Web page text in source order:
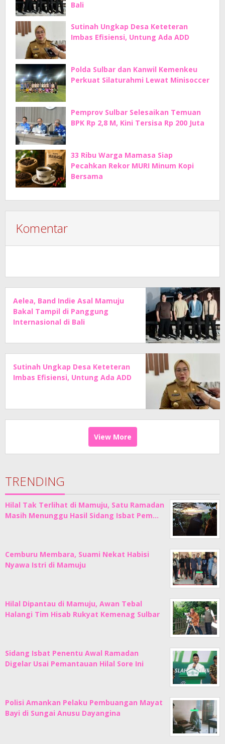
Bali
Sutinah Ungkap Desa Keteteran
Imbas Efisiensi, Untung Ada ADD
Polda Sulbar dan Kanwil Kemenkeu
Perkuat Silaturahmi Lewat Minisoccer
Pemprov Sulbar Selesaikan Temuan
BPK Rp 2,8 M, Kini Tersisa Rp 200 Juta
33 Ribu Warga Mamasa Siap
Pecahkan Rekor MURI Minum Kopi
Bersama
Komentar
Aelea, Band Indie Asal Mamuju
Bakal Tampil di Panggung
Internasional di Bali
Sutinah Ungkap Desa Keteteran
Imbas Efisiensi, Untung Ada ADD
View More
TRENDING
Hilal Tak Terlihat di Mamuju, Satu Ramadan
Masih Menunggu Hasil Sidang Isbat Pem…
Cemburu Membara, Suami Nekat Habisi
Nyawa Istri di Mamuju
Hilal Dipantau di Mamuju, Awan Tebal
Halangi Tim Hisab Rukyat Kemenag Sulbar
Sidang Isbat Penentu Awal Ramadan
Digelar Usai Pemantauan Hilal Sore Ini
Polisi Amankan Pelaku Pembuangan Mayat
Bayi di Sungai Anusu Dayangina